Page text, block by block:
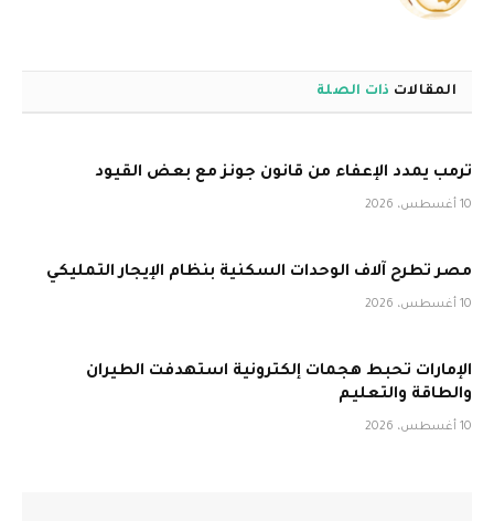
المقالات ذات الصلة
ترمب يمدد الإعفاء من قانون جونز مع بعض القيود
10 أغسطس، 2026
مصر تطرح آلاف الوحدات السكنية بنظام الإيجار التمليكي
10 أغسطس، 2026
الإمارات تحبط هجمات إلكترونية استهدفت الطيران
والطاقة والتعليم
10 أغسطس، 2026